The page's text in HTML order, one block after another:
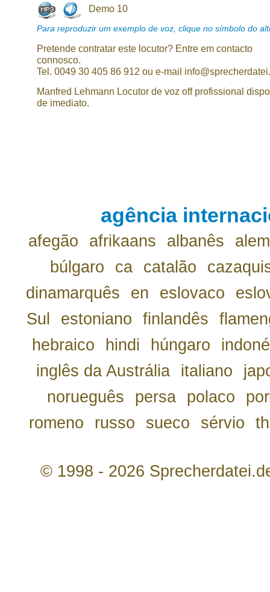
Demo 10
Para reproduzir um exemplo de voz, clique no símbolo do
Pretende contratar este locutor? Entre em contacto
connosco.
Tel. 0049 30 405 86 912 ou e-mail
Manfred Lehmann Locutor de voz off profissional
de imediato.
agência
afegão afrikaans albanês
búlgaro
ca catalão
dinamarquês
en eslovaco
Sul
estoniano finlandês
hebraico
hindi húngaro
inglês da Austrália
italiano
norueguês
persa polaco
romeno
russo sueco sérvio th
© 1998 - 2026